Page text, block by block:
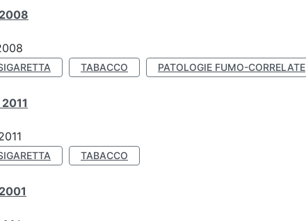
TABACCO PATOLOGIE FUMO-CORRELATE
TABACCO